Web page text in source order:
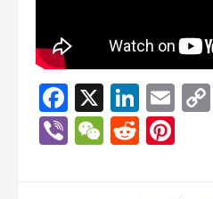
Facebook
X
ViberWeChat
Reddit